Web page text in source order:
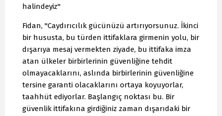
halindeyiz"
Fidan, "Caydırıcılık gücünüzü artırıyorsunuz. İkinci
bir hususta, bu türden ittifaklara girmenin yolu, bir
dışarıya mesaj vermekten ziyade, bu ittifaka imza
atan ülkeler birbirlerinin güvenliğine tehdit
olmayacaklarını, aslında birbirlerinin güvenliğine
tersine garanti olacaklarını ortaya koyuyorlar,
taahhüt ediyorlar. Başlangıç noktası bu. Bir
güvenlik ittifakına girdiğiniz zaman dışarıdaki bir